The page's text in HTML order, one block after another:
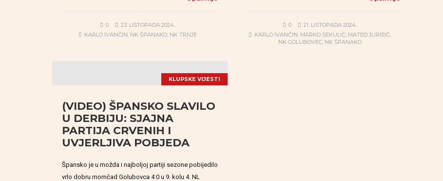
0
23. LISTOPADA 2024.
KARLO IVANČIN, NK ŠPANAKO, NK TRNJE
0
21. LISTOPADA 2024.
KARLO IVANČIN, MARKO SEKULIĆ, MATEO JURIŠIĆ,
NK GOLUBOVEC, NK ŠPANAKO
KLUPSKE VIJESTI
(VIDEO) ŠPANSKO SLAVILO
U DERBIJU: SJAJNA
PARTIJA CRVENIH I
UVJERLJIVA POBJEDA
Špansko je u možda i najboljoj partiji sezone pobijedilo
vrlo dobru momčad Golubovca 4:0 u 9. kolu 4. NL